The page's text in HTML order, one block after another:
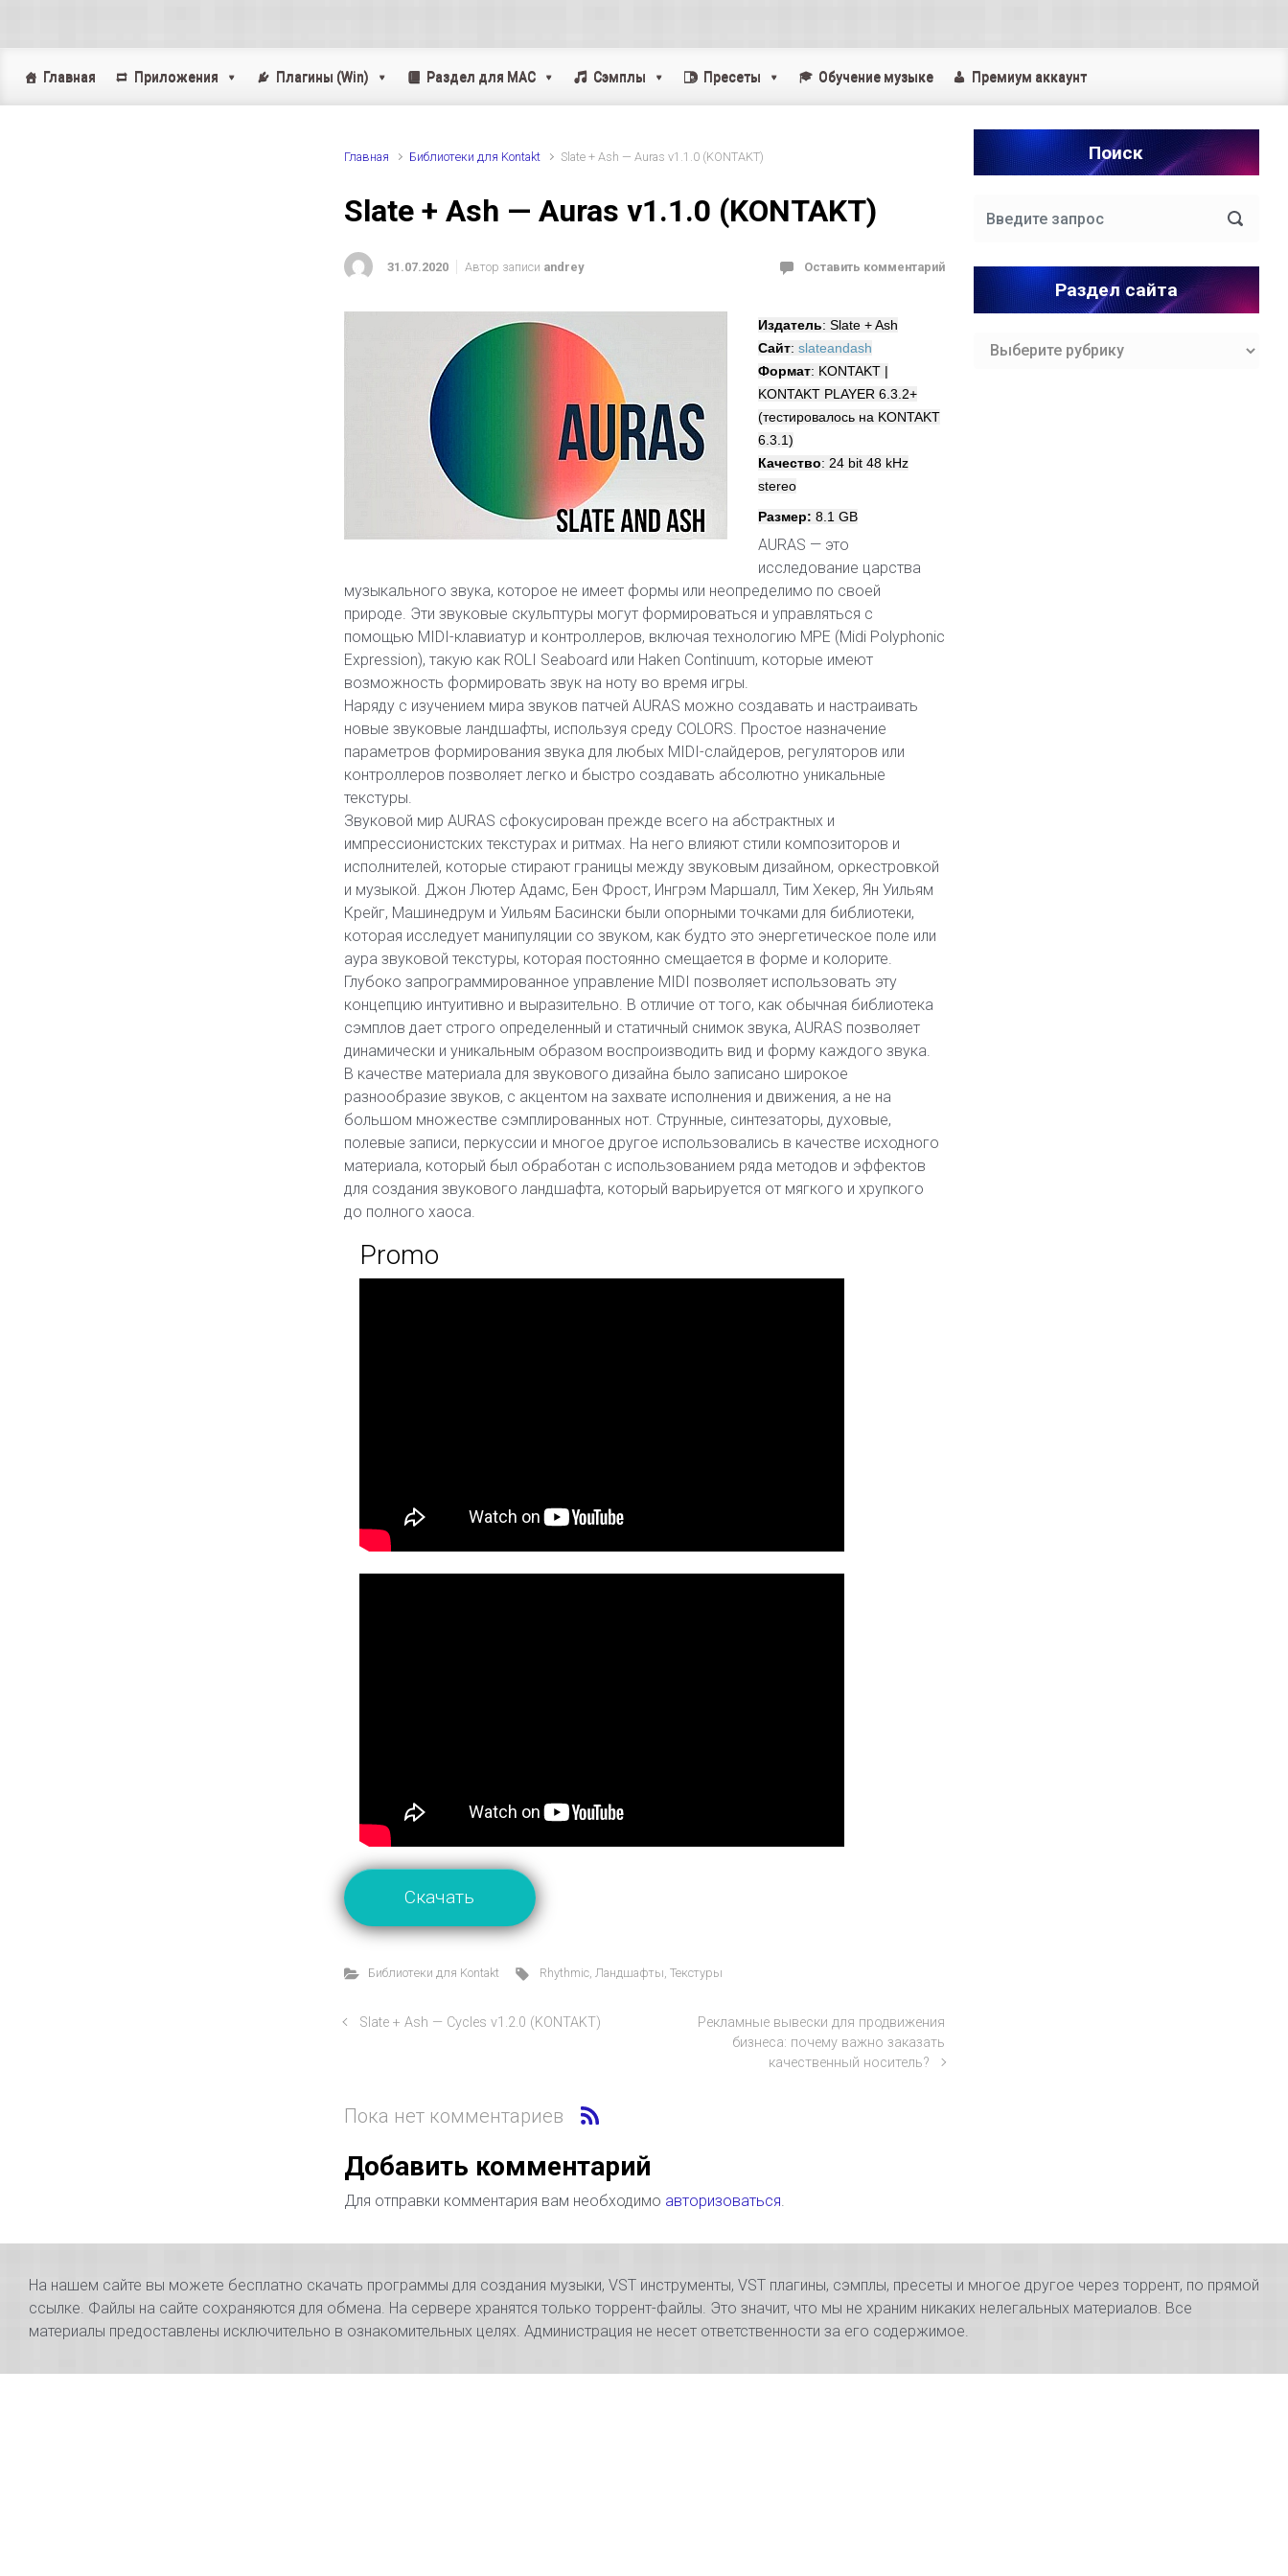
Главная Приложения Плагины (Win) Раздел для MAC Cэмплы Пресеты Обучение музыке Премиум аккаунт
Главная Библиотеки для Kontakt Slate + Ash — Auras v1.1.0 (KONTAKT)
Slate + Ash — Auras v1.1.0 (KONTAKT)
31.07.2020 Автор записи andrey Оставить комментарий
Издатель: Slate + Ash
Сайт: slateandash
Формат: KONTAKT |
KONTAKT PLAYER 6.3.2+
(тестировалось на KONTAKT
6.3.1)
Качество: 24 bit 48 kHz
stereo
Размер: 8.1 GB
AURAS — это
исследование царства
музыкального звука, которое не имеет формы или неопределимо по своей
природе. Эти звуковые скульптуры могут формироваться и управляться с
помощью MIDI-клавиатур и контроллеров, включая технологию MPE (Midi Polyphonic
Expression), такую как ROLI Seaboard или Haken Continuum, которые имеют
возможность формировать звук на ноту во время игры.
Наряду с изучением мира звуков патчей AURAS можно создавать и настраивать
новые звуковые ландшафты, используя среду COLORS. Простое назначение
параметров формирования звука для любых MIDI-слайдеров, регуляторов или
контроллеров позволяет легко и быстро создавать абсолютно уникальные
текстуры.
Звуковой мир AURAS сфокусирован прежде всего на абстрактных и
импрессионистских текстурах и ритмах. На него влияют стили композиторов и
исполнителей, которые стирают границы между звуковым дизайном, оркестровкой
и музыкой. Джон Лютер Адамс, Бен Фрост, Ингрэм Маршалл, Тим Хекер, Ян Уильям
Крейг, Машинедрум и Уильям Басински были опорными точками для библиотеки,
которая исследует манипуляции со звуком, как будто это энергетическое поле или
аура звуковой текстуры, которая постоянно смещается в форме и колорите.
Глубоко запрограммированное управление MIDI позволяет использовать эту
концепцию интуитивно и выразительно. В отличие от того, как обычная библиотека
сэмплов дает строго определенный и статичный снимок звука, AURAS позволяет
динамически и уникальным образом воспроизводить вид и форму каждого звука.
В качестве материала для звукового дизайна было записано широкое
разнообразие звуков, с акцентом на захвате исполнения и движения, а не на
большом множестве сэмплированных нот. Струнные, синтезаторы, духовые,
полевые записи, перкуссии и многое другое использовались в качестве исходного
материала, который был обработан с использованием ряда методов и эффектов
для создания звукового ландшафта, который варьируется от мягкого и хрупкого
до полного хаоса.
Promo
Скачать
Библиотеки для Kontakt Rhythmic, Ландшафты, Текстуры
Slate + Ash — Cycles v1.2.0 (KONTAKT)
Рекламные вывески для продвижения
бизнеса: почему важно заказать
качественный носитель?
Пока нет комментариев
Добавить комментарий
Для отправки комментария вам необходимо авторизоваться.
Поиск
Раздел сайта
Раздел
На нашем сайте вы можете бесплатно скачать программы для создания музыки, VST инструменты, VST плагины, сэмплы, пресеты и многое другое через торрент, по прямой
ссылке. Файлы на сайте сохраняются для обмена. На сервере хранятся только торрент-файлы. Это значит, что мы не храним никаких нелегальных материалов. Все
материалы предоставлены исключительно в ознакомительных целях. Администрация не несет ответственности за его содержимое.